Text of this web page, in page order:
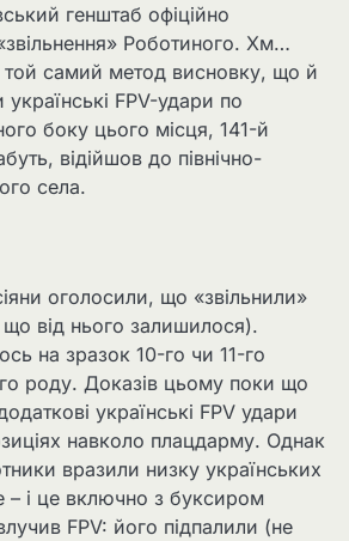
генштаб офіційно
Роботиного. Хм…
самий метод висновку, що й
FPV-удари по
боку цього місця, 141-й
відійшов до північно-
села.
оголосили, що «звільнили»
від нього залишилося).
на зразок 10-го чи 11-го
роду. Доказів цьому поки що
українські FPV удари
навколо плацдарму. Однак
вразили низку українських
– і це включно з буксиром
FPV: його підпалили (не